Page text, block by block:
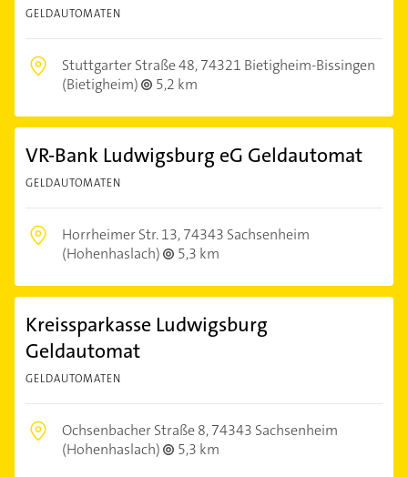
GELDAUTOMATEN
Stuttgarter Straße 48,74321 Bietigheim-Bissingen
(Bietigheim)
5,2 km
VR-Bank Ludwigsburg eG Geldautomat
GELDAUTOMATEN
Horrheimer Str. 13,74343 Sachsenheim
(Hohenhaslach)
5,3 km
Kreissparkasse Ludwigsburg
Geldautomat
GELDAUTOMATEN
Ochsenbacher Straße 8,74343 Sachsenheim
(Hohenhaslach)
5,3 km